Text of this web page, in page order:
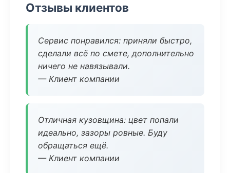
Отзывы клиентов
Сервис понравился: приняли быстро,
сделали всё по смете, дополнительно
ничего не навязывали.
— Клиент компании
Отличная кузовщина: цвет попали
идеально, зазоры ровные. Буду
обращаться ещё.
— Клиент компании